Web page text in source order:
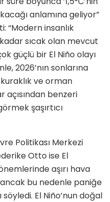
anlamına geliyor”
“Modern insanlık
sıcak olan mevcut
güçlü bir El Niño olayı
2026’nın sonlarına
ve orman
açısından benzeri
şaşırtıcı
Politikası Merkezi
Otto ise El
aşırı hava
bu nedenle paniğe
El Niño’nun doğal